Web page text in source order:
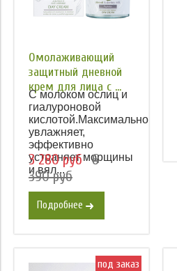
Омолаживающий
защитный дневной
крем для лица с ...
С молоком ослиц и
гиалуроновой
кислотой.Максимально
увлажняет,
эффективно
устраняет морщины
и вял...
3 280 руб
6
390 руб
Подробнее
под заказ